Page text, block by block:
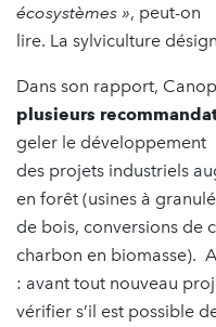
écosystèmes », peut-on
lire. La sylviculture
Dans son rapport,
plusieurs
geler le développement
des projets industriels
en forêt (usines à
de bois, conversions de
charbon en biomasse).
: avant tout nouveau
vérifier s’il est possible